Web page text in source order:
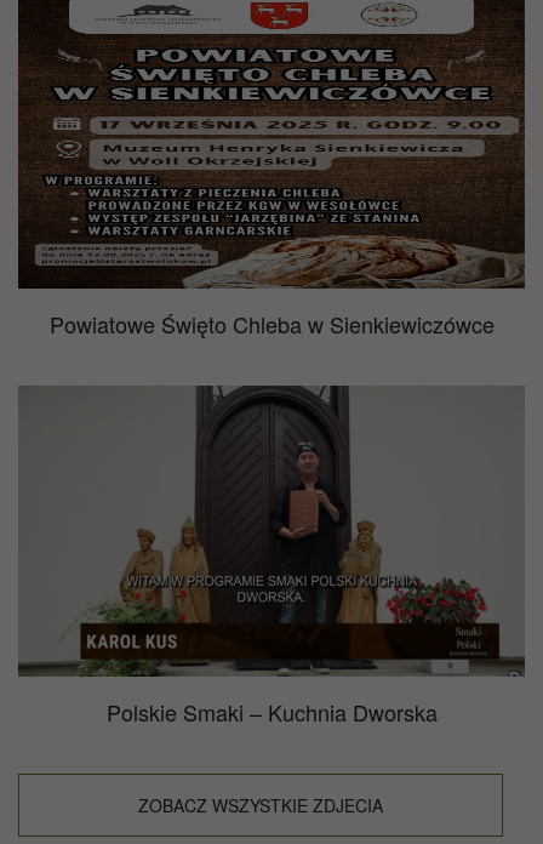
Powiatowe Święto Chleba w Sienkiewiczówce
Polskie Smaki – Kuchnia Dworska
ZOBACZ WSZYSTKIE ZDJECIA